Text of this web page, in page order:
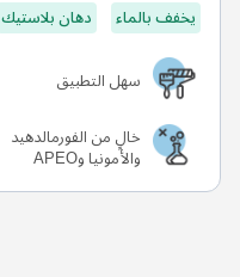
يخفف بالماء
دهان بلاستيك
سهل التطبيق
خالٍ من الفورمالدهيد
والأمونيا وAPEO